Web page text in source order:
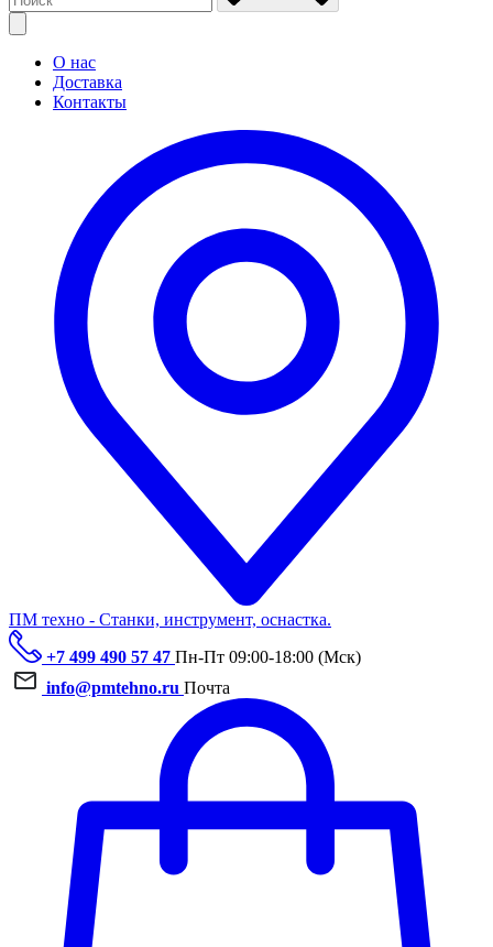
О нас
Доставка
Контакты
ПМ техно - Станки, инструмент, оснастка.
+7 499 490 57 47 Пн-Пт 09:00-18:00 (Мск)
info@pmtehno.ru Почта